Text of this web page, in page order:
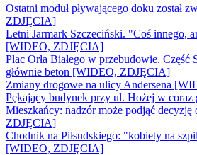
Ostatni moduł pływającego doku został
ZDJĘCIA]
Letni Jarmark Szczeciński. "Coś innego,
[WIDEO, ZDJĘCIA]
Plac Orła Białego w przebudowie. Część
głównie beton [WIDEO, ZDJĘCIA]
Zmiany drogowe na ulicy Andersena
Pękający budynek przy ul. Hożej w coraz
Mieszkańcy: nadzór może podjąć
ZDJĘCIA]
Chodnik na Piłsudskiego: "kobiety na
[WIDEO, ZDJĘCIA]